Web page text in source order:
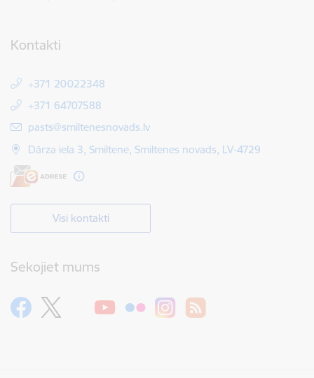
Kontakti
+371 20022348
+371 64707588
E-pasts:
pasts@smiltenesnovads.lv
Dārza iela 3, Smiltene, Smiltenes novads, LV-4729
Visi kontakti
Sekojiet mums